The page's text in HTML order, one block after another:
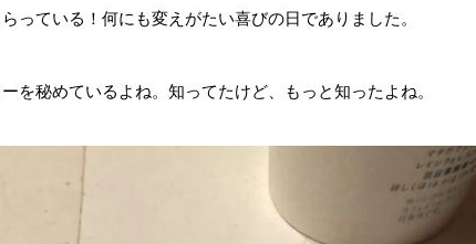
っている！何にも変えがたい喜びの日でありました。
を秘めているよね。知ってたけど、もっと知ったよね。